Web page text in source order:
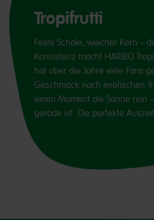
Tropifrutti
Feste Schale, weicher Kern –
Konsistenz macht HARIBO
hat über die Jahre viele Fans
Geschmack nach exotischen
einen Moment die Sonne rein
gerade ist. Die perfekte